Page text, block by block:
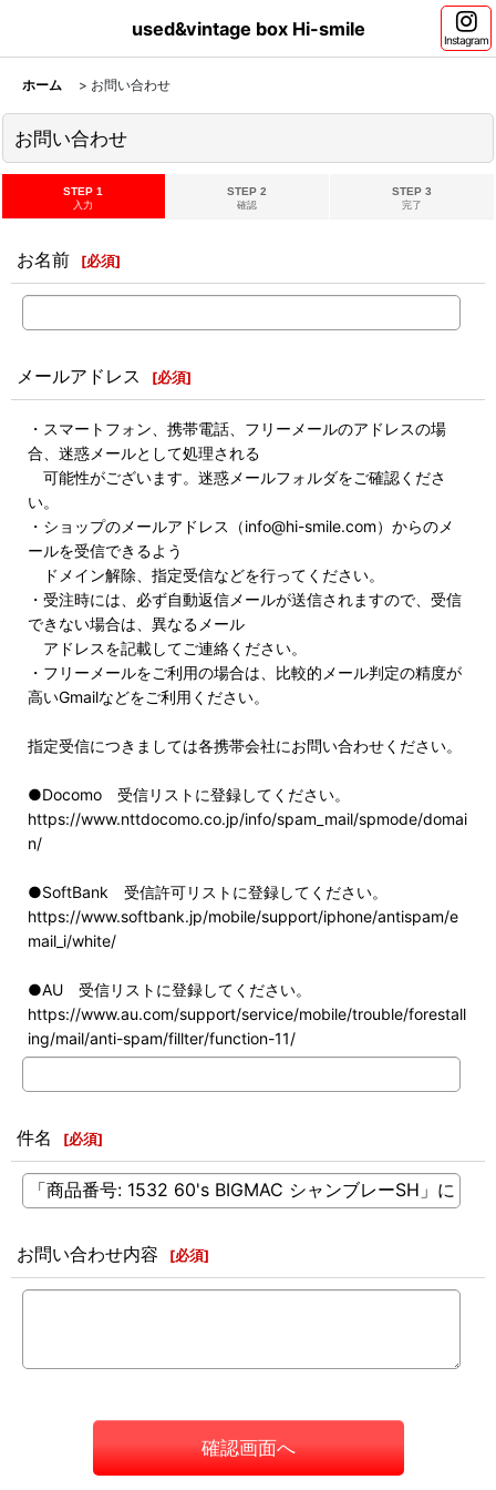
used&vintage box Hi-smile
Instagram
ホーム > お問い合わせ
お問い合わせ
STEP 1
入力
STEP 2
確認
STEP 3
完了
お名前 [必須]
メールアドレス [必須]
・スマートフォン、携帯電話、フリーメールのアドレスの場
合、迷惑メールとして処理される
可能性がございます。迷惑メールフォルダをご確認くださ
い。
・ショップのメールアドレス（info@hi-smile.com）からのメ
ールを受信できるよう
ドメイン解除、指定受信などを行ってください。
・受注時には、必ず自動返信メールが送信されますので、受信
できない場合は、異なるメール
アドレスを記載してご連絡ください。
・フリーメールをご利用の場合は、比較的メール判定の精度が
高いGmailなどをご利用ください。
指定受信につきましては各携帯会社にお問い合わせください。
●Docomo 受信リストに登録してください。
https://www.nttdocomo.co.jp/info/spam_mail/spmode/domai
n/
●SoftBank 受信許可リストに登録してください。
https://www.softbank.jp/mobile/support/iphone/antispam/e
mail_i/white/
●AU 受信リストに登録してください。
https://www.au.com/support/service/mobile/trouble/forestall
ing/mail/anti-spam/fillter/function-11/
件名 [必須]
お問い合わせ内容 [必須]
確認画面へ